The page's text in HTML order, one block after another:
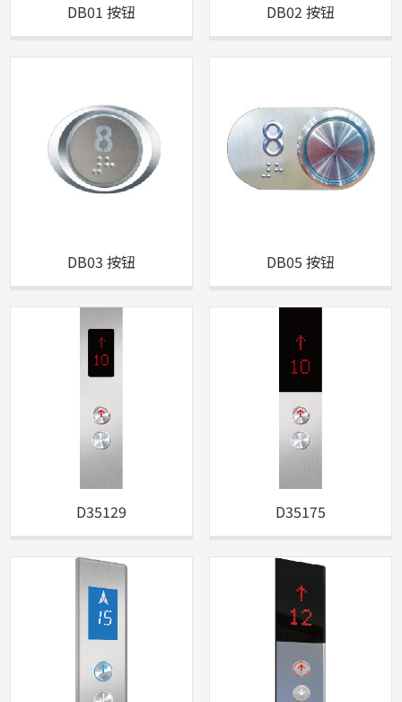
DB01 按钮 DB02 按钮
DB03 按钮 DB05 按钮
D35129 D35175